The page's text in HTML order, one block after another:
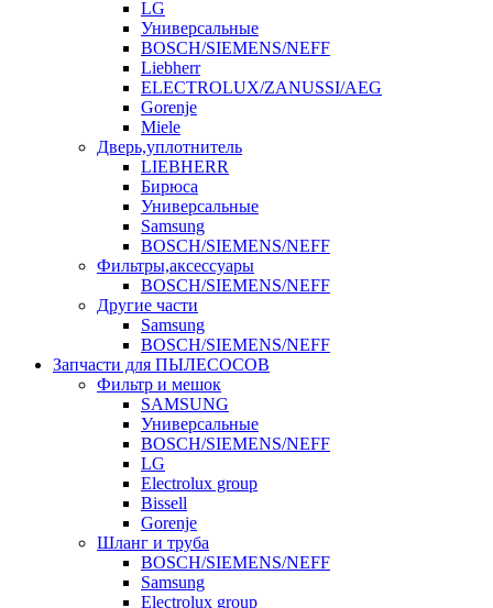
LG
Универсальные
BOSCH/SIEMENS/NEFF
Liebherr
ELECTROLUX/ZANUSSI/AEG
Gorenje
Miele
Дверь,уплотнитель
LIEBHERR
Бирюса
Универсальные
Samsung
BOSCH/SIEMENS/NEFF
Фильтры,аксессуары
BOSCH/SIEMENS/NEFF
Другие части
Samsung
BOSCH/SIEMENS/NEFF
Запчасти для ПЫЛЕСОСОВ
Фильтр и мешок
SAMSUNG
Универсальные
BOSCH/SIEMENS/NEFF
LG
Electrolux group
Bissell
Gorenje
Шланг и труба
BOSCH/SIEMENS/NEFF
Samsung
Electrolux group